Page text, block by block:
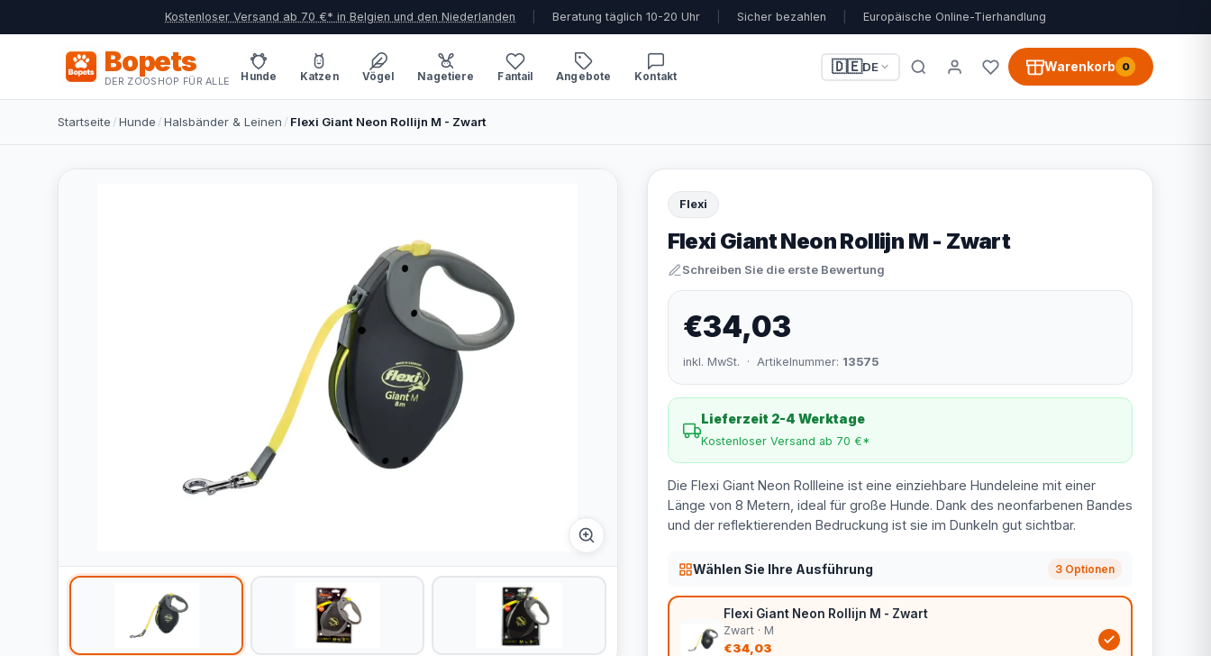
Kostenloser Versand ab 70 €* in Belgien und den Niederlanden Beratung täglich 10-20 Uhr Sicher bezahlen Europäische Online-Tierhandlung
Bopets
DER ZOOSHOP FÜR ALLE Hunde Katzen Vögel Nagetiere Fantail Angebote Kontakt
🇩🇪DE Warenkorb 0
Startseite /Hunde /Halsbänder & Leinen / Flexi Giant Neon Rollijn M - Zwart
Flexi
Flexi Giant Neon Rollijn M - Zwart
Schreiben Sie die erste Bewertung
€34,03
inkl. MwSt. · Artikelnummer: 13575
Lieferzeit 2-4 Werktage
Kostenloser Versand ab 70 €*
Die Flexi Giant Neon Rollleine ist eine einziehbare Hundeleine mit einer
Länge von 8 Metern, ideal für große Hunde. Dank des neonfarbenen Bandes
und der reflektierenden Bedruckung ist sie im Dunkeln gut sichtbar.
Wählen Sie Ihre Ausführung 3 Optionen
Flexi Giant Neon Rollijn M - Zwart
Zwart · M
€34,03